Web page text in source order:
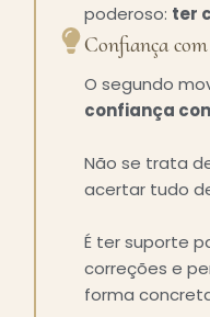
poderoso: ter
Confiança
O segundo
confiança
Não se trata
acertar tudo
É ter suporte
correções e
forma